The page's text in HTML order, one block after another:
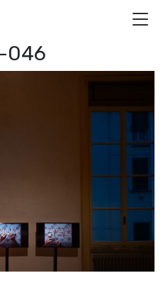
046